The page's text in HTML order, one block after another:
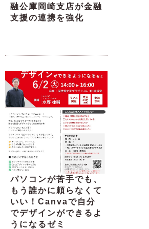
融公庫岡崎支店が金融
支援の連携を強化
パソコンが苦手でも、
もう誰かに頼らなくて
いい！Canvaで自分
でデザインができるよ
うになるゼミ